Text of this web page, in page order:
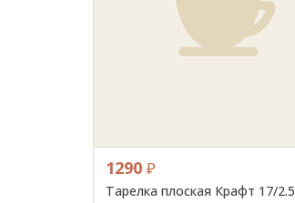
1290 ₽
Тарелка плоская Крафт 17/2.5